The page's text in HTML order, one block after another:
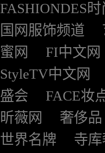
FASHIONDES时
国网服饰频道
蜜网
FI中文网
StyleTV中文网
盛会
FACE妆
昕薇网
奢侈品
世界名牌
寺